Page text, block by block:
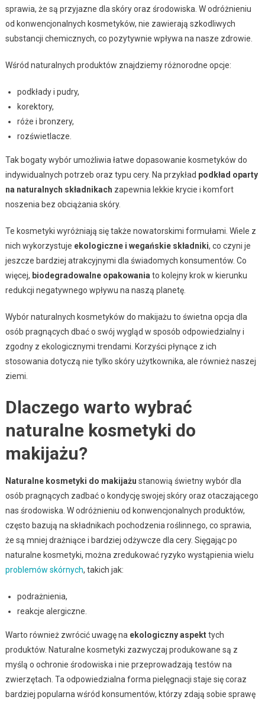
sprawia, że są przyjazne dla skóry oraz środowiska. W odróżnieniu
od konwencjonalnych kosmetyków, nie zawierają szkodliwych
substancji chemicznych, co pozytywnie wpływa na nasze zdrowie.
Wśród naturalnych produktów znajdziemy różnorodne opcje:
podkłady i pudry,
korektory,
róże i bronzery,
rozświetlacze.
Tak bogaty wybór umożliwia łatwe dopasowanie kosmetyków do
indywidualnych potrzeb oraz typu cery. Na przykład podkład oparty
na naturalnych składnikach zapewnia lekkie krycie i komfort
noszenia bez obciążania skóry.
Te kosmetyki wyróżniają się także nowatorskimi formułami. Wiele z
nich wykorzystuje ekologiczne i wegańskie składniki, co czyni je
jeszcze bardziej atrakcyjnymi dla świadomych konsumentów. Co
więcej, biodegradowalne opakowania to kolejny krok w kierunku
redukcji negatywnego wpływu na naszą planetę.
Wybór naturalnych kosmetyków do makijażu to świetna opcja dla
osób pragnących dbać o swój wygląd w sposób odpowiedzialny i
zgodny z ekologicznymi trendami. Korzyści płynące z ich
stosowania dotyczą nie tylko skóry użytkownika, ale również naszej
ziemi.
Dlaczego warto wybrać
naturalne kosmetyki do
makijażu?
Naturalne kosmetyki do makijażu stanowią świetny wybór dla
osób pragnących zadbać o kondycję swojej skóry oraz otaczającego
nas środowiska. W odróżnieniu od konwencjonalnych produktów,
często bazują na składnikach pochodzenia roślinnego, co sprawia,
że są mniej drażniące i bardziej odżywcze dla cery. Sięgając po
naturalne kosmetyki, można zredukować ryzyko wystąpienia wielu
problemów skórnych, takich jak:
podrażnienia,
reakcje alergiczne.
Warto również zwrócić uwagę na ekologiczny aspekttych
produktów. Naturalne kosmetyki zazwyczaj produkowane są z
myślą o ochronie środowiska i nie przeprowadzają testów na
zwierzętach. Ta odpowiedzialna forma pielęgnacji staje się coraz
bardziej popularna wśród konsumentów, którzy zdają sobie sprawę